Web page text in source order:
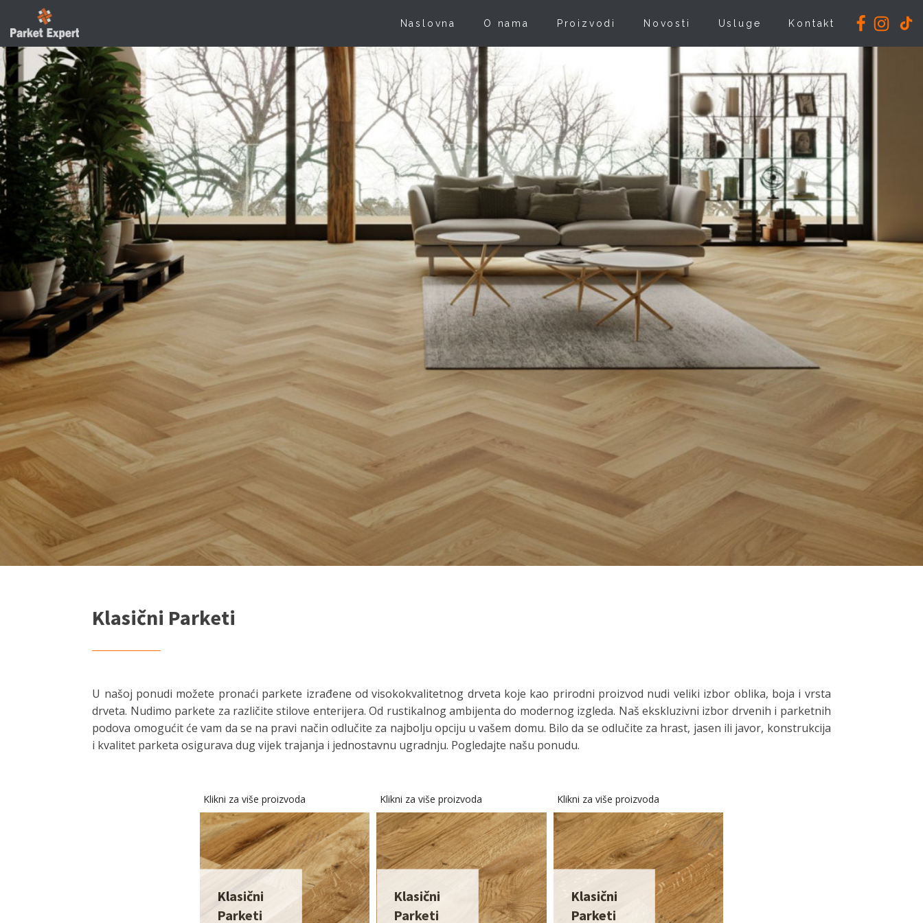
Naslovna O nama Proizvodi Novosti Usluge Kontakt
Klasični Parketi
U našoj ponudi možete pronaći parkete izrađene od visokokvalitetnog drveta koje kao prirodni proizvod nudi veliki izbor oblika, boja i vrsta
drveta. Nudimo parkete za različite stilove enterijera. Od rustikalnog ambijenta do modernog izgleda. Naš ekskluzivni izbor drvenih i parketnih
podova omogućit će vam da se na pravi način odlučite za najbolju opciju u vašem domu. Bilo da se odlučite za hrast, jasen ili javor, konstrukcija
i kvalitet parketa osigurava dug vijek trajanja i jednostavnu ugradnju. Pogledajte našu ponudu.
Klikni za više proizvoda
Klasični
Parketi
Klikni za više proizvoda
Klasični
Parketi
Klikni za više proizvoda
Klasični
Parketi